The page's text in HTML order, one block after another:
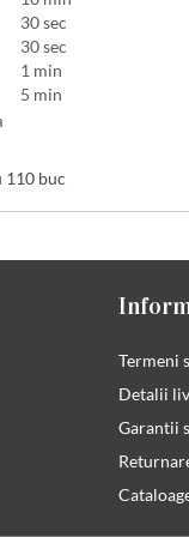
30 sec
30 sec
1 min
5 min
110 buc
Termeni
Detalii
Garantii